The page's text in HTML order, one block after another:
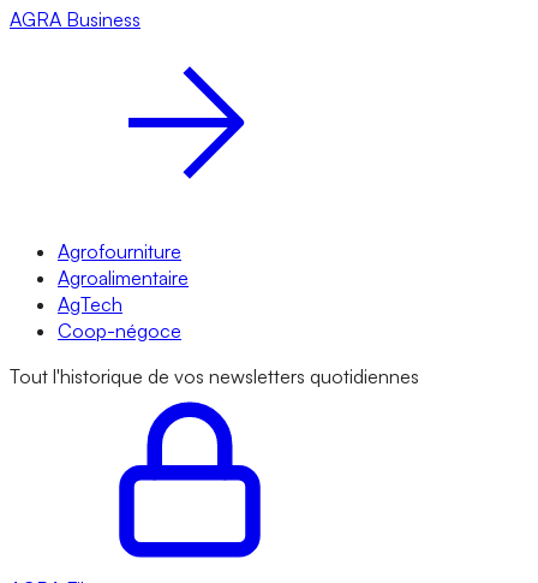
AGRA Business
Agrofourniture
Agroalimentaire
AgTech
Coop-négoce
Tout l'historique de vos newsletters quotidiennes